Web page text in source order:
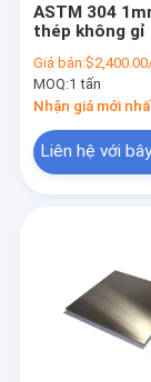
ASTM 304
thép không gỉ
1219mm
Giá bán:
MOQ:1 tấn
Nhận giá mới
Liên hệ với